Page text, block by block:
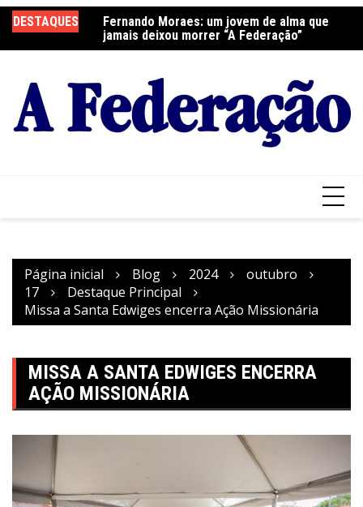
para
o
DESTAQUES
a Festa do
Fernando Moraes: um jovem de alma que
jamais deixou morrer “A Federação”
Página inicial Blog 2024
outubro
17
Destaque Principal
Missa a Santa Edwiges encerra Ação Missionária
MISSA A SANTA EDWIGES ENCERRA
AÇÃO MISSIONÁRIA